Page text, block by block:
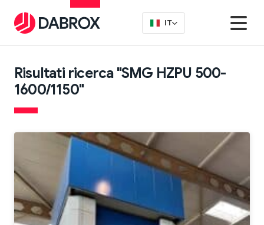
Risultati ricerca "SMG HZPU 500-
1600/1150"